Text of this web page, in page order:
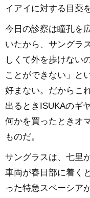
イアイに対する目薬
今日の診察は瞳孔を
いたから、サングラ
しくて外を歩けない
ことができない」と
好まない。だからこ
出るときISUKAのギ
何かを買ったときオ
ものだ。
サングラスは、七里
車両が春日部に着く
った特急スペーシア